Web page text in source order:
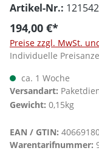
Artikel-Nr.:
194,00 €*
Preise zzgl. MwSt.
Individuelle
ca. 1 Woche
Versandart:
Gewicht: 0,15kg
EAN / GTIN:
Warentarifnummer: